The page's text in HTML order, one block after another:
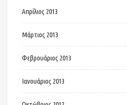
Απρίλιος 2013
Μάρτιος 2013
Φεβρουάριος 2013
Ιανουάριος 2013